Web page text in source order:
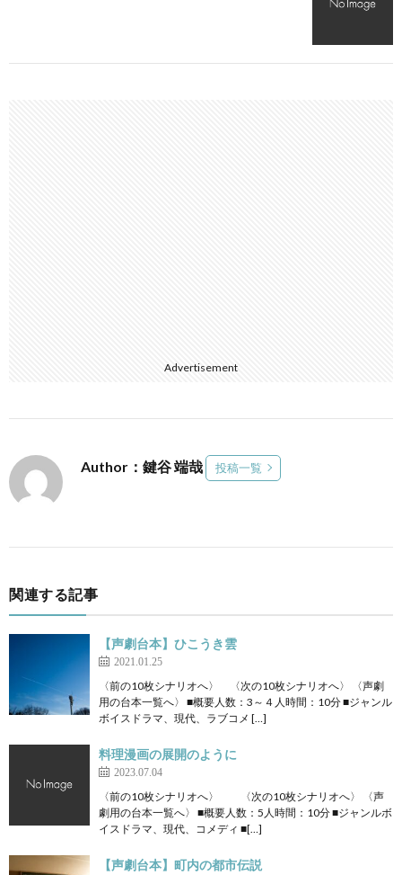
Advertisement
Author：鍵谷 端哉 投稿一覧
関連する記事
【声劇台本】ひこうき雲
2021.01.25
〈前の10枚シナリオへ〉 〈次の10枚シナリオへ〉 〈声劇
用の台本一覧へ〉 ■概要人数：3～４人時間：10分 ■ジャンル
ボイスドラマ、現代、ラブコメ […]
料理漫画の展開のように
2023.07.04
〈前の10枚シナリオへ〉 〈次の10枚シナリオへ〉 〈声
劇用の台本一覧へ〉 ■概要人数：5人時間：10分 ■ジャンルボ
イスドラマ、現代、コメディ ■[…]
【声劇台本】町内の都市伝説